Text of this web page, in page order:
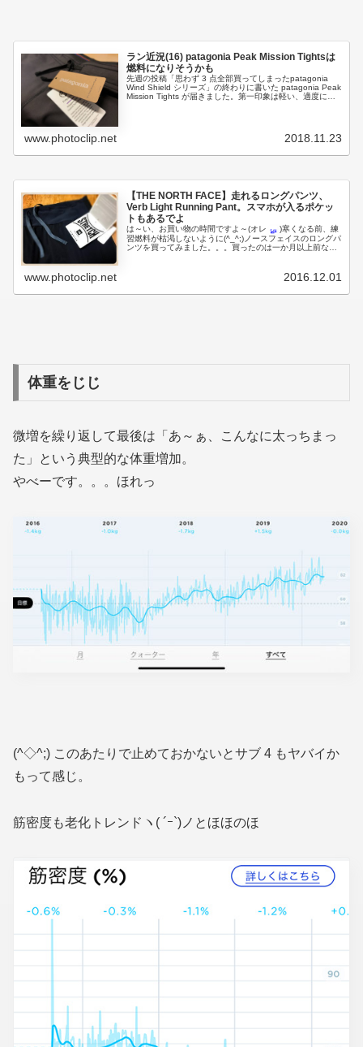
ラン近況(16) patagonia Peak Mission Tightsは
燃料になりそうかも
先週の投稿「思わず 3 点全部買ってしまったpatagonia
Wind Shield シリーズ」の終わりに書いた patagonia Peak
Mission Tights が届きました。第一印象は軽い、適度にタ
www.photoclip.net 2018.11.23
【THE NORTH FACE】走れるロングパンツ、
Verb Light Running Pant。スマホが入るポケッ
トもあるでよ
は～い、お買い物の時間ですよ～(オレ
)寒くなる前、練
習燃料が枯渇しないように(^_^;)ノースフェイスのロングパ
ンツを買ってみました。。。買ったのは一か月以上前なん
www.photoclip.net 2016.12.01
体重をじじ
微増を繰り返して最後は「あ～ぁ、こんなに太っちまっ
た」という典型的な体重増加。
やべーです。。。ほれっ
(^◇^;) このあたりで止めておかないとサブ 4 もヤバイか
もって感じ。
筋密度も老化トレンドヽ( ´ｰ`)ノとほほのほ